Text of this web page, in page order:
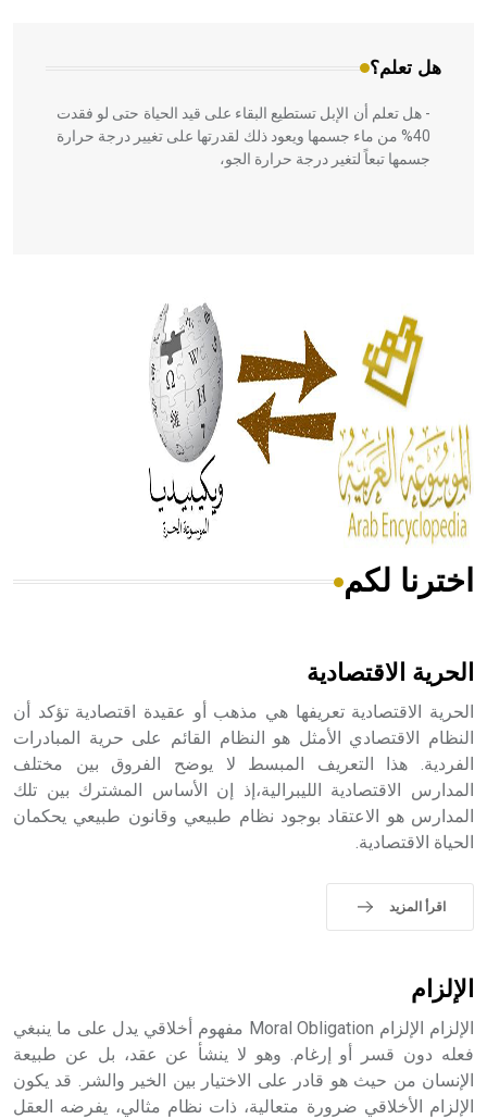
هل تعلم؟
- هل تعلم أن الإبل تستطيع البقاء على قيد الحياة حتى لو فقدت
40% من ماء جسمها ويعود ذلك لقدرتها على تغيير درجة حرارة
جسمها تبعاً لتغير درجة حرارة الجو،
الحكم، الأدلة، تنظيم التغذية، ورسالته في جروح الرأس. ويعود
له الفضل بأنه حرر الطب من الدين والفلسفة.
- هل تعلم أن المرجان إفراز حيواني يتكون في البحر ويتركب
من مادة كربونات الكلسيوم، وهو أحمر أو شديد الحمرة وهو
أجود أنواعه، ويمتاز بكبر الحجم ويسمى الش
هل تعلم أن الأبسيد كلمة فرنسية اللفظ تم اعتمادها مصطلحاً
- هل تعلم أن أبجر Abgar اسم معروف جيداً يعود إلى عدد من
الملوك الذين حكموا مدينة إديسا (الرها) من أبجر الأول وحتى
التاسع، وهم ينتسبون إلى أسرة أوسروين
حيث تقتصر القيمة الصوتية للعلامة الك
اخترنا لكم
الحرية الاقتصادية
الحرية الاقتصادية تعريفها هي مذهب أو عقيدة اقتصادية تؤكد أن
النظام الاقتصادي الأمثل هو النظام القائم على حرية المبادرات
الفردية. هذا التعريف المبسط لا يوضح الفروق بين مختلف
المدارس الاقتصادية الليبرالية،إذ إن الأساس المشترك بين تلك
المدارس هو الاعتقاد بوجود نظام طبيعي وقانون طبيعي يحكمان
الحياة الاقتصادية.
اقرأ المزيد
الإلزام
الإلزام الإلزام Moral Obligation مفهوم أخلاقي يدل على ما ينبغي
فعله دون قسر أو إرغام. وهو لا ينشأ عن عقد، بل عن طبيعة
الإنسان من حيث هو قادر على الاختيار بين الخير والشر. قد يكون
الإلزام الأخلاقي ضرورة متعالية، ذات نظام مثالي، يفرضه العقل